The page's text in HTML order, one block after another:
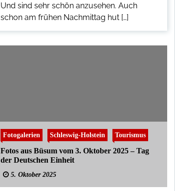
Und sind sehr schön anzusehen. Auch
schon am frühen Nachmittag hut […]
Fotogalerien Schleswig-Holstein Tourismus
Fotos aus Büsum vom 3. Oktober 2025 – Tag
der Deutschen Einheit
5. Oktober 2025